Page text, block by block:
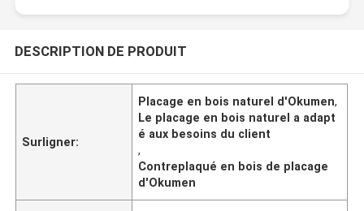
DESCRIPTION DE PRODUIT
Surligner:
Placage en bois naturel d'Okumen,
Le placage en bois naturel a adapt
é aux besoins du client
,
Contreplaqué en bois de placage
d'Okumen